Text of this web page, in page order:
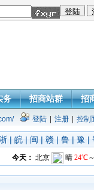
务 招商站群 招
登陆 注册 控制
| 皖 | 闽 | 赣 | 鲁 | 豫 |